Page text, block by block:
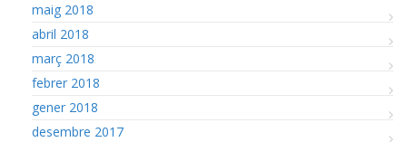
maig 2018
abril 2018
març 2018
febrer 2018
gener 2018
desembre 2017